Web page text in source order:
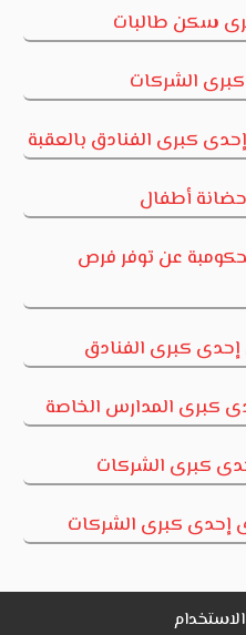
سكن طالبات
الشركات
كبرى الفنادق بالعقبة
أطفال
عن توفر فرص
كبرى الفنادق
كبرى المدارس الخاصة
كبرى الشركات
كبرى الشركات